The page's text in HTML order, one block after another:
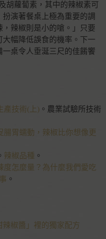
胡蘿蔔素，其中的辣椒素可
演著餐桌上極為重要的調
辣椒則是小的嗆。」只要
幅降低誤食的機率。下一
桌令人垂涎三尺的佳餚饗
產技術(上) 。農業試驗所技術
腸胃蠕動，辣椒比你想像更
辣椒品種 。
度怎麼量？為什麼我們愛吃
。
椒醬」裡的獨家配方